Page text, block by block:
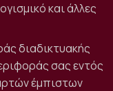
και άλλες
διαδικτυακής
σας εντός
έμπιστων